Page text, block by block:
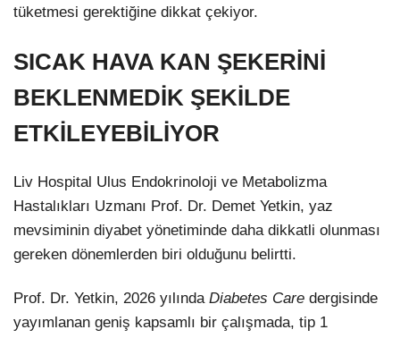
tüketmesi gerektiğine dikkat çekiyor.
SICAK HAVA KAN ŞEKERİNİ
BEKLENMEDİK ŞEKİLDE
ETKİLEYEBİLİYOR
Liv Hospital Ulus Endokrinoloji ve Metabolizma
Hastalıkları Uzmanı Prof. Dr. Demet Yetkin, yaz
mevsiminin diyabet yönetiminde daha dikkatli olunması
gereken dönemlerden biri olduğunu belirtti.
Prof. Dr. Yetkin, 2026 yılında Diabetes Care dergisinde
yayımlanan geniş kapsamlı bir çalışmada, tip 1